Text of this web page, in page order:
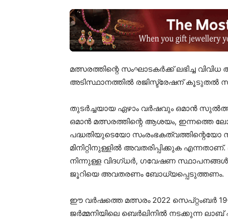
മത്സരത്തിന്റെ സംഘാടകർക്ക് ലഭിച്ച
അടിസ്ഥാനത്തിൽ രജിസ്ട്രേഷന് കൂടുതൽ
തുടർച്ചയായ ഏഴാം വർഷവും ഒമാൻ
ഒമാൻ മത്സരത്തിന്റെ ആശയം,
പദ്ധതിയുടെയോ സംരംഭകത്വത്തിന്റെയോ
മിനിറ്റിനുള്ളിൽ അവതരിപ്പിക്കുക
നിന്നുള്ള വിദഗ്ധർ, ഗവേഷണ
ജൂറിയെ അവതരണം ബോധ്യപ്പെടുത്തണം.
ഈ വർഷത്തെ മത്സരം 2022 സെപ്റ്റംബർ
ജർമ്മനിയിലെ ബെർലിനിൽ നടക്കുന്ന ലാബ്